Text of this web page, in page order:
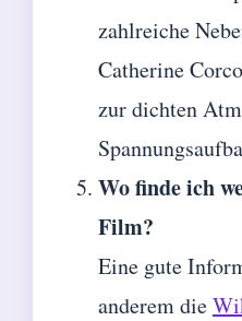
zahlreiche
Catherine
zur dichten
Wo finde ich
Film?
Eine gute
anderem die